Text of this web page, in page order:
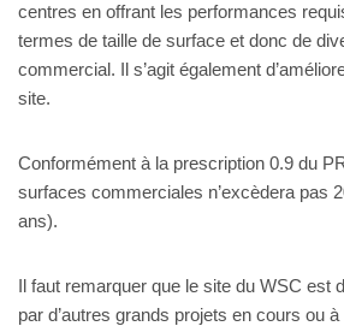
centres en offrant les performances
termes de taille de surface et donc de
commercial. Il s’agit également
site.
Conformément à la prescription 0.9 du
surfaces commerciales n’excèdera pas
ans).
Il faut remarquer que le site du WSC est
par d’autres grands projets en cours ou à